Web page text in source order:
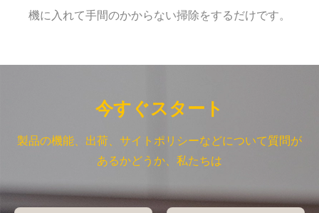
機に入れて手間のかからない掃除をするだけです。
今すぐスタート
製品の機能、出荷、サイトポリシーなどについて質問が
あるかどうか、私たちは